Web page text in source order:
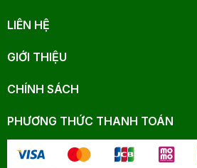
LIÊN HỆ
GIỚI THIỆU
CHÍNH SÁCH
PHƯƠNG THỨC THANH TOÁN